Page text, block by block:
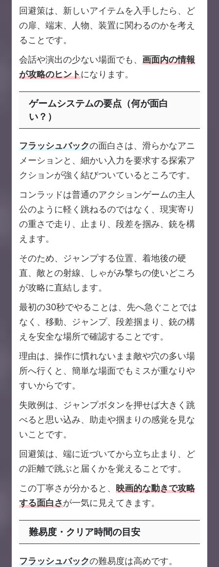
回避策は、新しいアイテムを入手したら、ど
の扉、端末、人物、装置に関わるのかを考え
ることです。
会話や演出の少ない場面でも、 画面内の情報
が攻略のヒントになります。
ゲームシステムの要点（何が面白
い？）
フラッシュバックの面白さは、滑らかなアニ
メーションと、細かい入力を要求する探索ア
クションが強く結びついているところです。
コンラッドは普通のアクションゲームの主人
公のように軽く跳ねるのではなく、現実寄り
の重さで走り、止まり、段差を掴み、銃を構
えます。
そのため、ジャンプする位置、着地後の硬
直、敵との射線、しゃがみ撃ちの使いどころ
が攻略に直結します。
最初の30秒でやることは、先へ急ぐことでは
なく、移動、ジャンプ、段差掴まり、銃の構
えを安全な場所で確認することです。
理由は、操作に慣れないまま敵や穴の多い場
所へ行くと、簡単な場面でもミスが重なりや
すいからです。
失敗例は、ジャンプボタンを押せば大きく跳
べると思い込み、助走や掴まりの感覚を見な
いことです。
回避策は、端に近づいてから立ち止まり、ど
の距離で跳ぶと届くかを覚えることです。
この丁寧さが分かると、 映画的な動きで攻略
する面白さが一気に見えてきます。
難易度・クリア時間の目安
フラッシュバックの難易度は高めです。